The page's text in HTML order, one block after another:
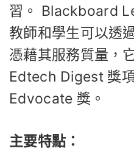
習。 Blackboard
教師和學生可以透
憑藉其服務質量，
Edtech Digest 獎
Edvocate 獎。
主要特點：